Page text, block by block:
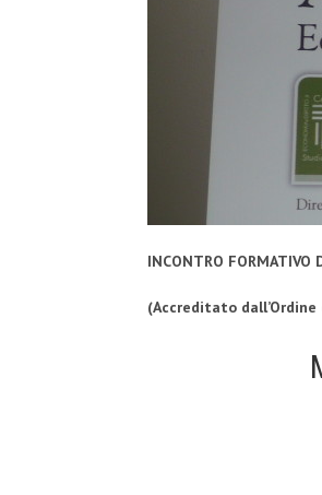
INCONTRO FORMATIVO
(Accreditato